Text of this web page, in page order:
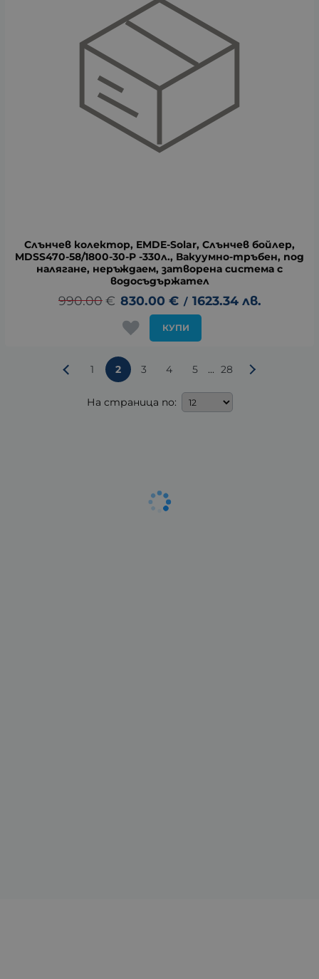
Слънчев колектор, EMDE-Solar, Слънчев бойлер,
MDSS470-58/1800-30-P -330л., Вакуумно-тръбен, под
налягане, неръждаем, затворена система с
водосъдържател
990.00 € 830.00 € / 1623.34 лв.
КУПИ
1 2 3 4 5 ... 28
На страница по: